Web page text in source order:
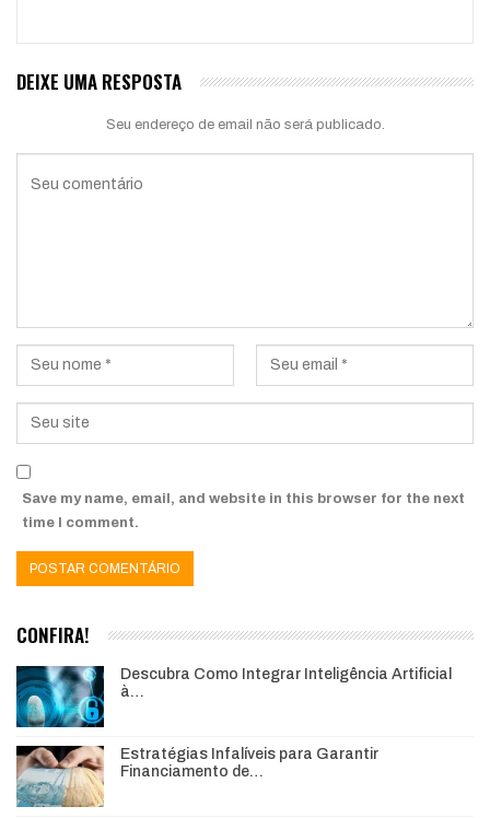
DEIXE UMA RESPOSTA
Seu endereço de email não será publicado.
Save my name, email, and website in this browser for the next
time I comment.
CONFIRA!
Descubra Como Integrar Inteligência Artificial
à…
Estratégias Infalíveis para Garantir
Financiamento de…